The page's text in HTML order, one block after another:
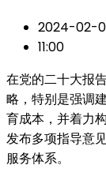
2024-02-
11:00
在党的二十大报
略，特别是强调
育成本，并着力
发布多项指导意
服务体系。